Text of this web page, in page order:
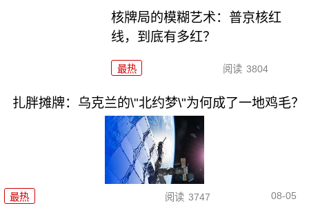
核牌局的模糊艺术：普京核红
线，到底有多红？
最热 阅读 3804
扎胖摊牌：乌克兰的\"北约梦\"为何成了一地鸡毛？
最热 阅读 3747 08-05